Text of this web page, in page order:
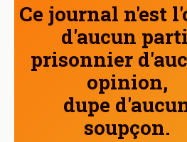
Ce journal n'est
d'aucun
prisonnier
opinion,
dupe
soupçon.